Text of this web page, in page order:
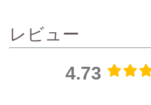
式で なんといっても嬉しい
大容量♥︎ ローションよりの
クリームみたいな なめらか
なテクスチャーˎˊ˗ スーッと
レビュー
4.73